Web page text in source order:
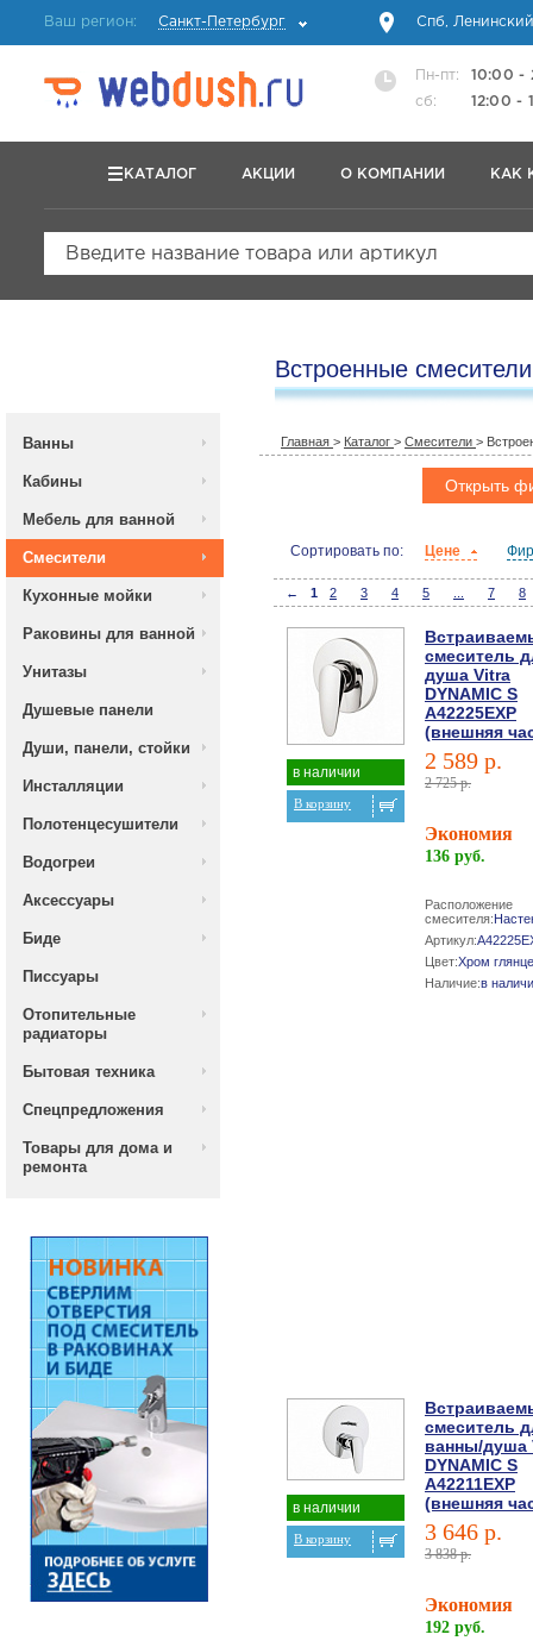
Ваш регион: Санкт-Петербург Спб,
Пн-пт:
10:00 -
сб:
12:00 -
КАТАЛОГ АКЦИИ О КОМПАНИИ КАК
Введите название товара или артикул
Встроенные смесители
Ванны
Кабины
Мебель для ванной
Смесители
Кухонные мойки
Раковины для ванной
Унитазы
Душевые панели
Души, панели, стойки
Инсталляции
Полотенцесушители
Водогреи
Аксессуары
Биде
Писсуары
Отопительные
радиаторы
Бытовая техника
Спецпредложения
Товары для дома и
ремонта
Главная > Каталог > Смесители >
Открыть
Сортировать по: Цене
← 1 2 3 4 5 7 8
в наличии
В корзину
смеситель
душа Vitra
DYNAMIC S
A42225EXP
(внешняя
2 589 р.
2 725 р.
Экономия
136 руб.
Расположение
смесителя:
Артикул:
Цвет:Хром
Наличие:в
в наличии
В корзину
смеситель
ванны/душа
DYNAMIC S
A42211EXP
(внешняя
3 646 р.
3 838 р.
Экономия
192 руб.